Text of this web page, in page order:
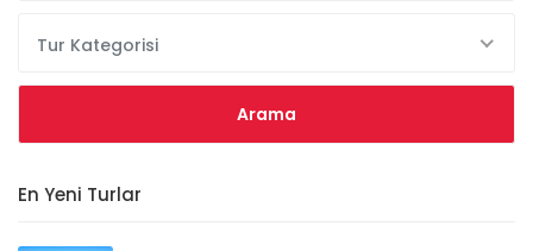
Tur Kategorisi
En Yeni Turlar